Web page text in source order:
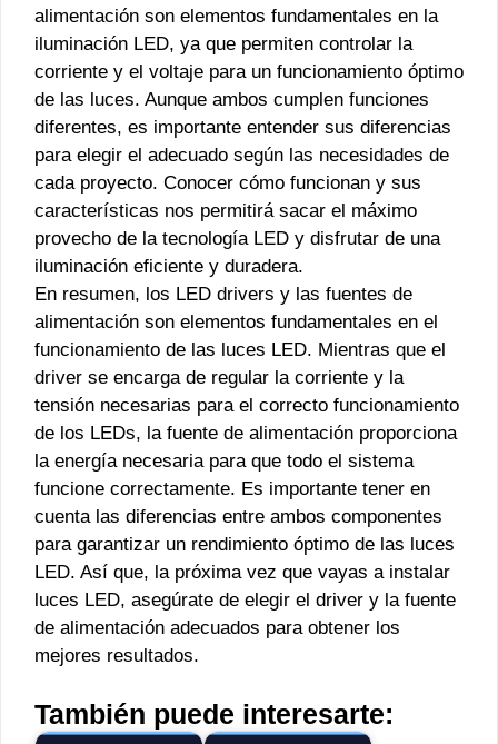
alimentación son elementos fundamentales en la
iluminación LED, ya que permiten controlar la
corriente y el voltaje para un funcionamiento óptimo
de las luces. Aunque ambos cumplen funciones
diferentes, es importante entender sus diferencias
para elegir el adecuado según las necesidades de
cada proyecto. Conocer cómo funcionan y sus
características nos permitirá sacar el máximo
provecho de la tecnología LED y disfrutar de una
iluminación eficiente y duradera.
En resumen, los LED drivers y las fuentes de
alimentación son elementos fundamentales en el
funcionamiento de las luces LED. Mientras que el
driver se encarga de regular la corriente y la
tensión necesarias para el correcto funcionamiento
de los LEDs, la fuente de alimentación proporciona
la energía necesaria para que todo el sistema
funcione correctamente. Es importante tener en
cuenta las diferencias entre ambos componentes
para garantizar un rendimiento óptimo de las luces
LED. Así que, la próxima vez que vayas a instalar
luces LED, asegúrate de elegir el driver y la fuente
de alimentación adecuados para obtener los
mejores resultados.
También puede interesarte: